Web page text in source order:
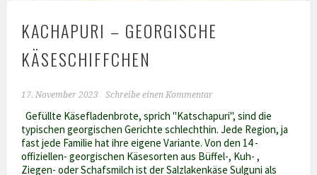
KACHAPURI – GEORGISCHE
KÄSESCHIFFCHEN
17. November 2023 Schreibe einen Kommentar
Gefüllte Käsefladenbrote, sprich "Katschapuri", sind die
typischen georgischen Gerichte schlechthin. Jede Region, ja
fast jede Familie hat ihre eigene Variante. Von den 14 -
offiziellen- georgischen Käsesorten aus Büffel-, Kuh- ,
Ziegen- oder Schafsmilch ist der Salzlakenkäse Sulguni als